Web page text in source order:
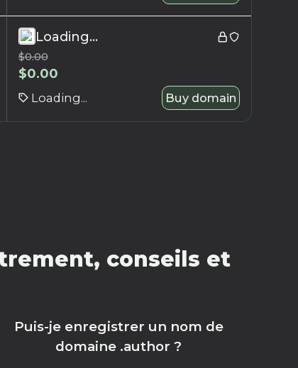
Loading...
$0.00
$0.00
Loading... Buy domain
conseils et
Puis-je enregistrer un nom de
domaine .author ?